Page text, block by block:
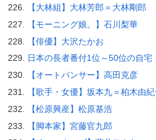
【大林組】大林芳郎＝大林剛郎
【モーニング娘。】石川梨華
【俳優】大沢たかお
日本の長者番付1位～50位の自宅
【オートパンサー】高田克彦
【歌手・女優】坂本九＝柏木由
【松原興産】松原基浩
【脚本家】宮藤官九郎